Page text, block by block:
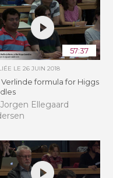
57:37
LE 26 JUIN 2018
Verlinde formula for Higgs
Ellegaard